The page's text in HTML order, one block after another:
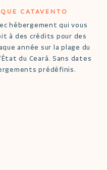
CATAVENTO
hébergement qui vous
à des crédits pour des
année sur la plage du
du Ceará. Sans dates
prédéfinis.